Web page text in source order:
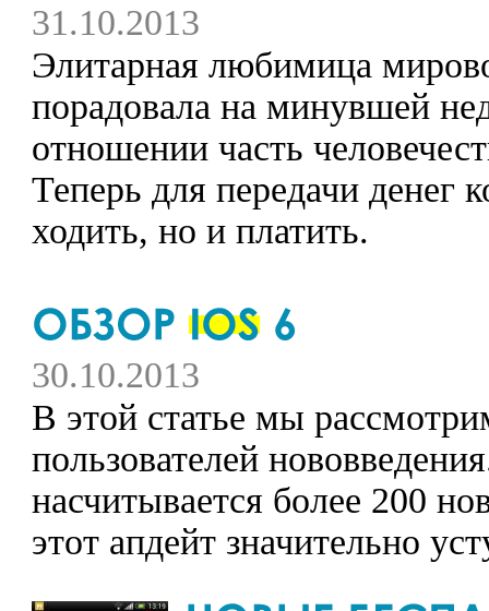
31.10.2013
Элитарная любимица
порадовала на минувшей
отношении часть
Теперь для передачи денег
ходить, но и платить.
30.10.2013
В этой статье мы
пользователей
насчитывается более 200
этот апдейт значительно